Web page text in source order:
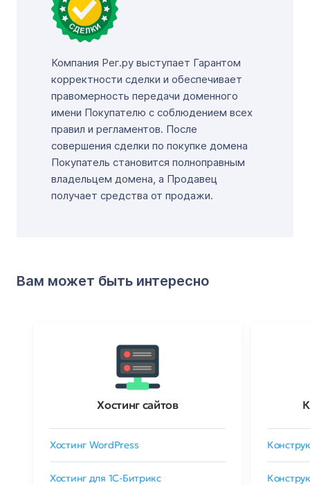
Компания Рег.ру выступает Гарантом
корректности сделки и обеспечивает
правомерность передачи доменного
имени Покупателю с соблюдением всех
правил и регламентов. После
совершения сделки по покупке домена
Покупатель становится полноправным
владельцем домена, а Продавец
получает средства от продажи.
Вам может быть интересно
Хостинг сайтов
Хостинг WordPress
Хостинг для 1C-Битрикс